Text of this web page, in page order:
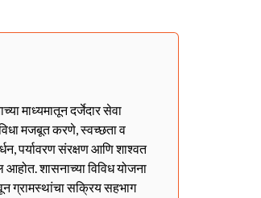
माध्यमातून दर्जेदार सेवा
मजबूत करणे, स्वच्छता व
पर्यावरण संरक्षण आणि शाश्वत
शासनाच्या विविध योजना
ग्रामस्थांचा सक्रिय सहभाग